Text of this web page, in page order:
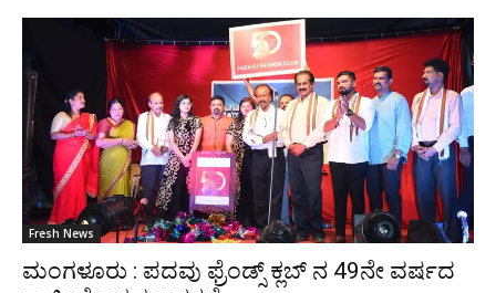
Fresh News
ಮಂಗಳೂರು : ಪದವು ಫ್ರೆಂಡ್ಸ್ ಕ್ಲಬ್ ನ 49ನೇ ವರ್ಷದ